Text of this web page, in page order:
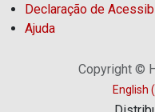
Declaração de
Ajuda
Copyright ©
English